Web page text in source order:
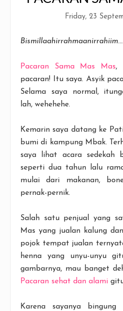
Friday, 23
Bismillaahirrahmaanirrahiim....
Pacaran Sama Mas Mas,
pacaran! Itu saya. Asyik
Selama saya normal,
lah, wehehehe.
Kemarin saya datang ke
bumi di kampung Mbak.
saya lihat acara sedekah
seperti dua tahun lalu
mulai dari makanan,
pernak-pernik.
Salah satu penjual yang
Mas yang jualan kalung
pojok tempat jualan
henna yang unyu-unyu
gambarnya, mau banget
Pacaran sehat dan alami
Karena sayanya